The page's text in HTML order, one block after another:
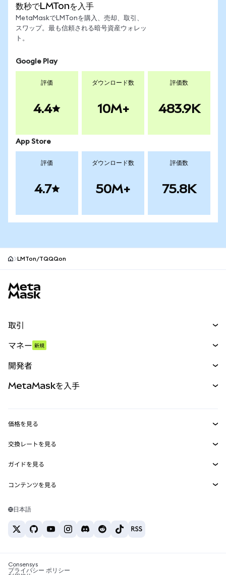
数秒でLMTonを入手
MetaMaskでLMTonを購入、売却、取引、
スワップ。最も信頼される暗号資産ウォレッ
ト。
Google Play
評価
4.4
ダウンロード数
10M+
評価数
483.9K
App Store
評価
4.7
ダウンロード数
50M+
評価数
75.8K
LMTon/TQQQon
取引
パーペチュアル
RWA
マネー 新規
開発者
MetaMask Connect
Snaps
Web3サービス
MetaMaskを入手
セキュリティ
サポート
キャリア
お問い合わせ
価格を見る
イーサリアムの価格
Solanaの価格
Tetherの価格
交換レートを見る
ETH→USD
USDT→INR
BTC→INR
ETH→USDT
ガイドを見る
ETHの購入
USDTの購入
SHIBの購入
コンテンツを見る
Solanaウォレット
税制関連ニュース
日本語
Consensys
プライバシー ポリシー